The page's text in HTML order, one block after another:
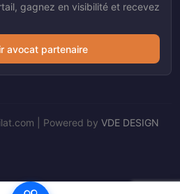
gagnez en visibilité et recevez
avocat partenaire
| Powered by VDE DESIGN